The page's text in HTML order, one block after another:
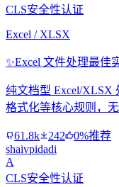
CLS安全性认证
Excel / XLSX
✨Excel 文件处理最佳
纯文档型 Excel/XLSX
格式化等核心规则，
61.8k 242
0%推荐
shaivpidadi
A
CLS安全性认证